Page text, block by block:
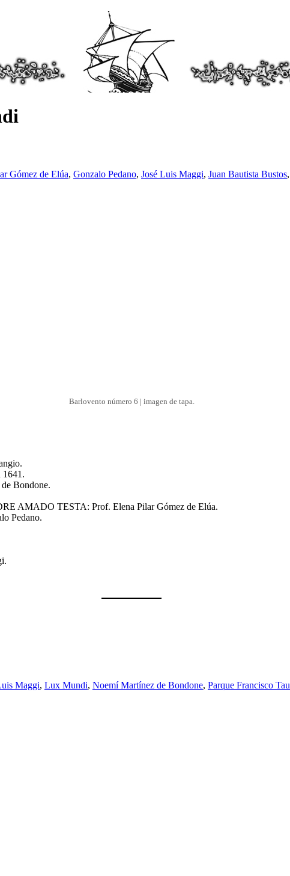
Gómez de Elúa, Gonzalo Pedano, José Luis Maggi, Juan Bautista Bustos,
Barlovento número 6 | imagen de tapa.
Bondone.
AMADO TESTA: Prof. Elena Pilar Gómez de Elúa.
Pedano.
Maggi, Lux Mundi, Noemí Martínez de Bondone, Parque Francisco Tau